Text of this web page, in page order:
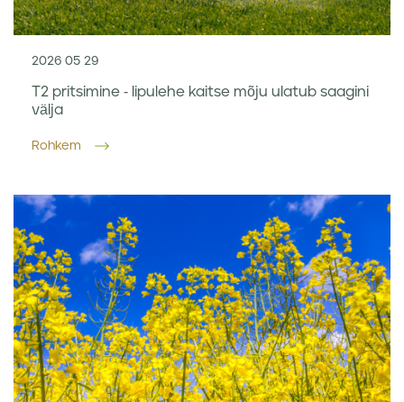
2026 05 29
T2 pritsimine - lipulehe kaitse mõju ulatub saagini
välja
Rohkem